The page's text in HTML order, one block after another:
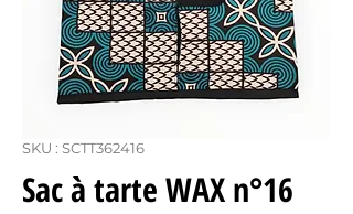
SKU : SCTT362416
Sac à tarte WAX n°16